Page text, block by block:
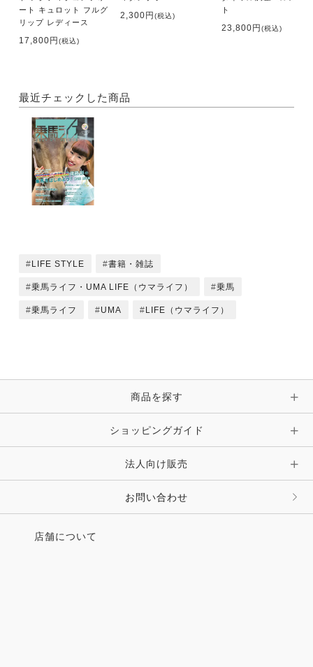
しお休みといったところでしょうか？ 後半戦に備え
て、人馬ともにコンディション作りに頑張って!!
● Overseas Ridersー海外で活躍する日本人ライダー
大会に向け多くの選手たちが海外での活動を活発化さ
せると共に国内外で代表選考会も開催された。今回は
代表選考会の結果と合わせ、2014年5月下旬～7月上
旬分を中心に競技結果を掲載する。（選手名敬称略）
● Arena Special
第3回栃木県乗馬大会
栃木県宇都宮市にある「障害者のための馬事普及協
る同競技会の模様をお伝えする。
■Area Guide
●東北・北海道エリア
ぶ」と題し、馬のフォルムやポーズを多角的に捉えた
●マチコーほのぼの常足ライフ
●不羈の手綱ーアジア大会と世界選手権
●乙女たちのグランギャロー「乗馬クラブで仕事体
ート キュロット フルグ
リップ レディース
17,800円(税込)
2,300円(税込)
ト
23,800円(税込)
最近チェックした商品
LIFE STYLE 書籍・雑誌
乗馬ライフ・UMA LIFE（ウマライフ） 乗馬
乗馬ライフ UMA LIFE（ウマライフ）
商品を探す
ショッピングガイド
法人向け販売
お問い合わせ
店舗について